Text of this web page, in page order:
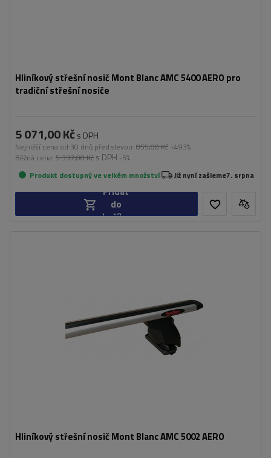
Hliníkový střešní nosič Mont Blanc AMC 5400 AERO pro
tradiční střešní nosiče
5 071,00 Kč s DPH
Nejnižší cena od 30 dnů před slevou: 855,00 Kč +493%
Běžná cena: 5 337,00 Kč s DPH -5%
Produkt dostupný ve velkém množství
Již nyní zašleme7. srpna
Přidat
do
košíku
Hliníkový střešní nosič Mont Blanc AMC 5002 AERO